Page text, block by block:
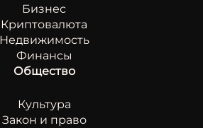
Бизнес
Криптовалюта
Недвижимость
Финансы
Общество
Культура
Закон и право